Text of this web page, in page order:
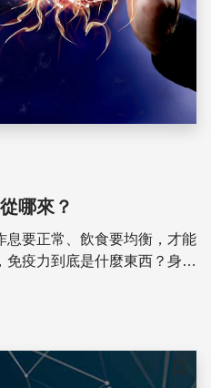
哪來？
息要正常、飲食要均衡，才能
疫力到底是什麼東西？身體
儲存